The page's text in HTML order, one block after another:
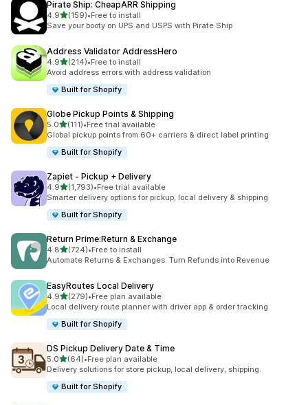
Pirate Ship: CheapARR Shipping
4.9별 5개 중
(159)
총 리뷰 159개
•Free to install
Save your booty on UPS and USPS with Pirate Ship
Address Validator AddressHero
4.9별 5개 중
(214)
총 리뷰 214개
•Free to install
Avoid address errors with address validation
Built for Shopify
Globe Pickup Points & Shipping
5.0별 5개 중
(111)
총 리뷰 111개
•Free trial available
Global pickup points from 60+ carriers & direct label printing
Built for Shopify
Zapiet ‑ Pickup + Delivery
4.9별 5개 중
(1,793)
총 리뷰 1793개
•Free trial available
Smarter delivery options for pickup, local delivery & shipping
Built for Shopify
Return Prime:Return & Exchange
4.8별 5개 중
(724)
총 리뷰 724개
•Free to install
Automate Returns & Exchanges. Turn Refunds into Revenue
EasyRoutes Local Delivery
4.9별 5개 중
(279)
총 리뷰 279개
•Free plan available
Local delivery route planner with driver app & order tracking
Built for Shopify
DS Pickup Delivery Date & Time
5.0별 5개 중
(64)
총 리뷰 64개
•Free plan available
Delivery solutions for store pickup, local delivery, shipping.
Built for Shopify